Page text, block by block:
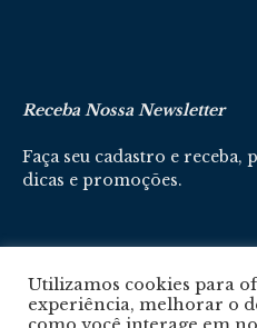
Receba Nossa Newsletter
Faça seu cadastro e
dicas e promoções.
Cadastre-se aqui
Utilizamos cookies para
experiência, melhorar o